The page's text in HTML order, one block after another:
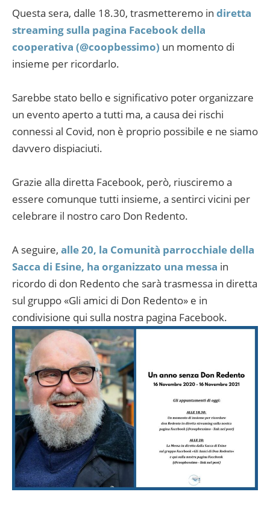
Questa sera, dalle 18.30, trasmetteremo in diretta
streaming sulla pagina Facebook della
cooperativa (@coopbessimo) un momento di
insieme per ricordarlo.
Sarebbe stato bello e significativo poter organizzare
un evento aperto a tutti ma, a causa dei rischi
connessi al Covid, non è proprio possibile e ne siamo
davvero dispiaciuti.
Grazie alla diretta Facebook, però, riusciremo a
essere comunque tutti insieme, a sentirci vicini per
celebrare il nostro caro Don Redento.
A seguire, alle 20, la Comunità parrocchiale della
Sacca di Esine, ha organizzato una messa in
ricordo di don Redento che sarà trasmessa in diretta
sul gruppo «Gli amici di Don Redento» e in
condivisione qui sulla nostra pagina Facebook.